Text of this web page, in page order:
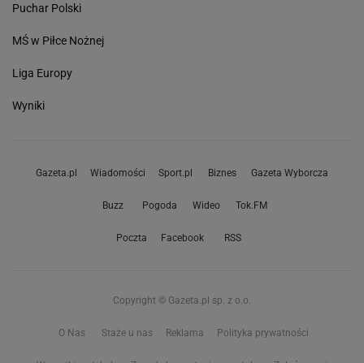
Puchar Polski
MŚ w Piłce Nożnej
Liga Europy
Wyniki
Gazeta.pl Wiadomości Sport.pl Biznes Gazeta Wyborcza
Buzz Pogoda Wideo Tok.FM
Poczta Facebook RSS
Copyright © Gazeta.pl sp. z o.o.
O Nas Staże u nas Reklama Polityka prywatności